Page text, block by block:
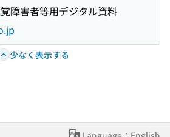
障害者等用デジタル資料
少なく表示する